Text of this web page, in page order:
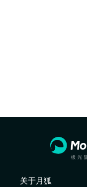
关于月狐